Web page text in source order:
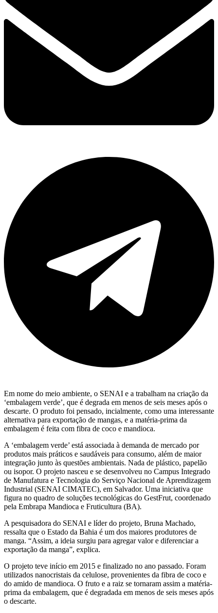
Em nome do meio ambiente, o SENAI e a trabalham na criação da
‘embalagem verde’, que é degrada em menos de seis meses após o
descarte. O produto foi pensado, incialmente, como uma interessante
alternativa para exportação de mangas, e a matéria-prima da
embalagem é feita com fibra de coco e mandioca.
A ‘embalagem verde’ está associada à demanda de mercado por
produtos mais práticos e saudáveis para consumo, além de maior
integração junto às questões ambientais. Nada de plástico, papelão
ou isopor. O projeto nasceu e se desenvolveu no Campus Integrado
de Manufatura e Tecnologia do Serviço Nacional de Aprendizagem
Industrial (SENAI CIMATEC), em Salvador. Uma iniciativa que
figura no quadro de soluções tecnológicas do GestFrut, coordenado
pela Embrapa Mandioca e Fruticultura (BA).
A pesquisadora do SENAI e líder do projeto, Bruna Machado,
ressalta que o Estado da Bahia é um dos maiores produtores de
manga. “Assim, a ideia surgiu para agregar valor e diferenciar a
exportação da manga”, explica.
O projeto teve início em 2015 e finalizado no ano passado. Foram
utilizados nanocristais da celulose, provenientes da fibra de coco e
do amido de mandioca. O fruto e a raiz se tornaram assim a matéria-
prima da embalagem, que é degradada em menos de seis meses após
o descarte.